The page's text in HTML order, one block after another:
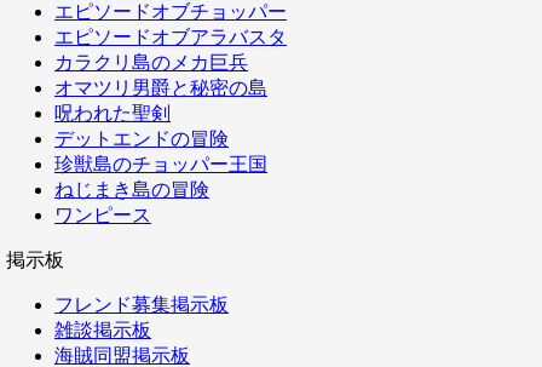
エピソードオブチョッパー
エピソードオブアラバスタ
カラクリ島のメカ巨兵
オマツリ男爵と秘密の島
呪われた聖剣
デットエンドの冒険
珍獣島のチョッパー王国
ねじまき島の冒険
ワンピース
掲示板
フレンド募集掲示板
雑談掲示板
海賊同盟掲示板